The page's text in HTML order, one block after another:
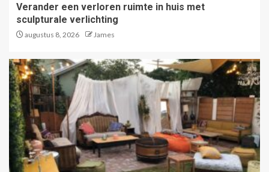
Verander een verloren ruimte in huis met
sculpturale verlichting
augustus 8, 2026 James